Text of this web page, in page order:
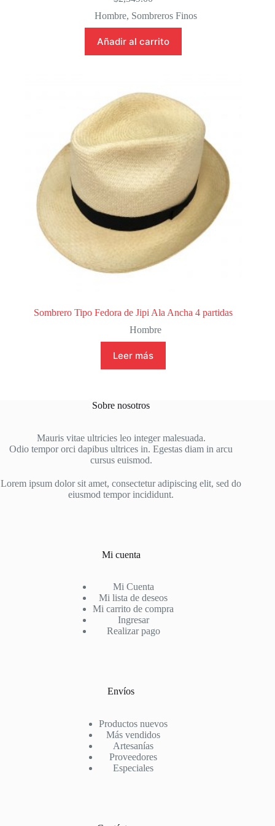
Hombre, Sombreros Finos
Añadir al carrito
Sombrero Tipo Fedora de Jipi Ala Ancha 4 partidas
Hombre
Leer más
Sobre nosotros
Mauris vitae ultricies leo integer malesuada.
Odio tempor orci dapibus ultrices in. Egestas diam in arcu
cursus euismod.
Lorem ipsum dolor sit amet, consectetur adipiscing elit, sed do
eiusmod tempor incididunt.
Mi cuenta
Mi Cuenta
Mi lista de deseos
Mi carrito de compra
Ingresar
Realizar pago
Envíos
Productos nuevos
Más vendidos
Artesanías
Proveedores
Especiales